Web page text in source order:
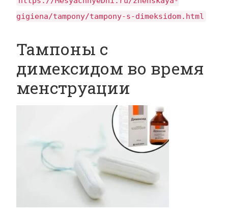
gigiena/tampony/tampony-s-dimeksidom.html
Тампоны с
димексидом во время
менструации